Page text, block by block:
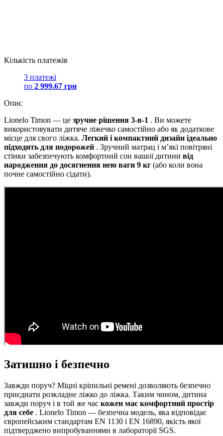
Кількість платежів
3 платежі
по 2 999.67 грн
Опис
Lionelo Timon — це зручне рішення 3-в-1 . Ви можете
використовувати дитяче ліжечко самостійно або як додаткове
місце для свого ліжка. Легкий і компактний дизайн ідеально
підходить для подорожей . Зручний матрац і м’які повітряні
стінки забезпечують комфортний сон вашої дитини від
народження до досягнення нею ваги 9 кг (або коли вона
почне самостійно сідати).
Затишно і безпечно
Завжди поруч? Міцні кріпильні ремені дозволяють безпечно
приєднати розкладне ліжко до ліжка. Таким чином, дитина
завжди поруч і в той же час кожен має комфортний простір
для себе . Lionelo Timon — безпечна модель, яка відповідає
європейським стандартам EN 1130 і EN 16890, якість якої
підтверджено випробуваннями в лабораторії SGS.